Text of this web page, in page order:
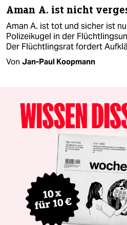
Aman A. ist nicht
Aman A. ist tot und sicher ist
Polizeikugel in der
Der Flüchtlingsrat fordert
Von Jan-Paul Koopmann